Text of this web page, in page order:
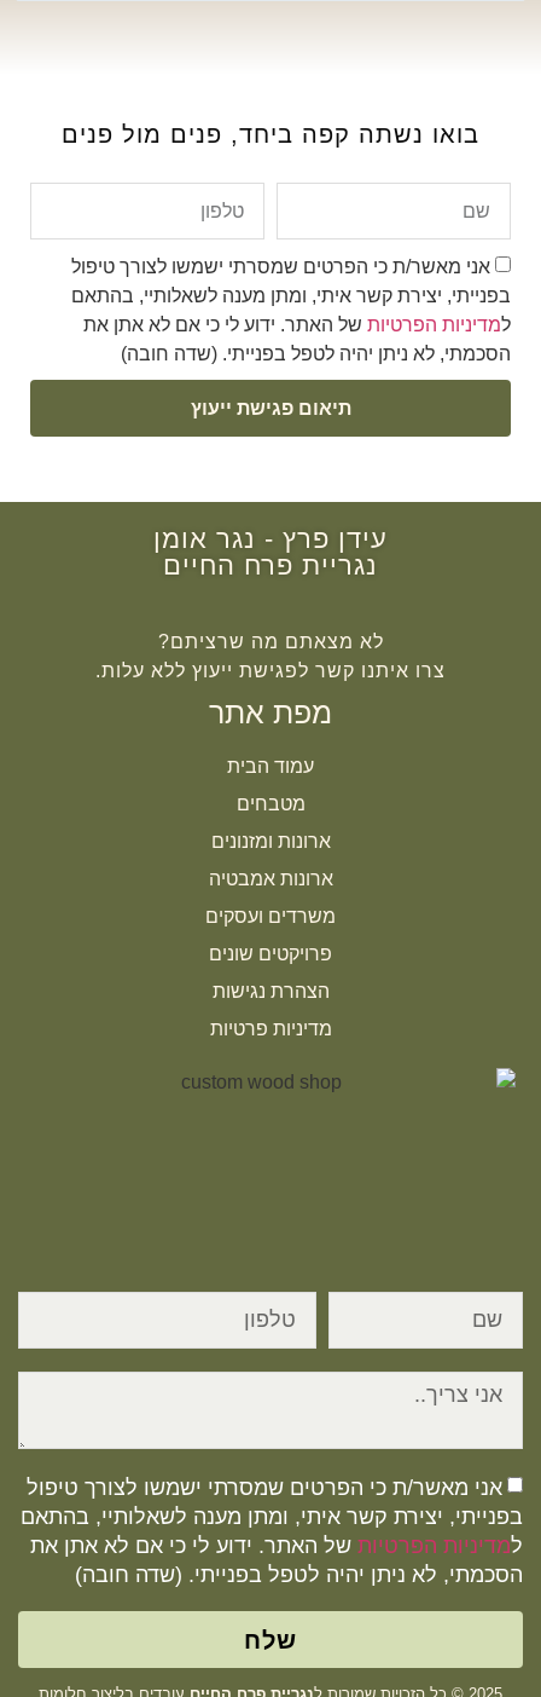
בואו נשתה קפה ביחד, פנים מול פנים
אני מאשר/ת כי הפרטים שמסרתי ישמשו לצורך טיפול
בפנייתי, יצירת קשר איתי, ומתן מענה לשאלותיי, בהתאם
למדיניות הפרטיות של האתר. ידוע לי כי אם לא אתן את
הסכמתי, לא ניתן יהיה לטפל בפנייתי. (שדה חובה)
תיאום פגישת ייעוץ
עידן פרץ - נגר אומן
נגריית פרח החיים
לא מצאתם מה שרציתם?
צרו איתנו קשר לפגישת ייעוץ ללא עלות.
מפת אתר
עמוד הבית
מטבחים
ארונות ומזנונים
ארונות אמבטיה
משרדים ועסקים
פרויקטים שונים
הצהרת נגישות
מדיניות פרטיות
אני מאשר/ת כי הפרטים שמסרתי ישמשו לצורך טיפול
בפנייתי, יצירת קשר איתי, ומתן מענה לשאלותיי, בהתאם
למדיניות הפרטיות של האתר. ידוע לי כי אם לא אתן את
הסכמתי, לא ניתן יהיה לטפל בפנייתי. (שדה חובה)
שלח